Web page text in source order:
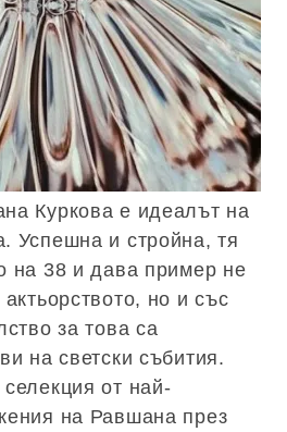
Куркова е идеалът на
Успешна и стройна, тя
на 38 и дава пример не
но и със
за това са
на светски събития.
от най-
на Равшана през